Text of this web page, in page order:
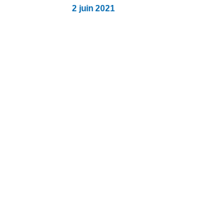
2 juin 2021